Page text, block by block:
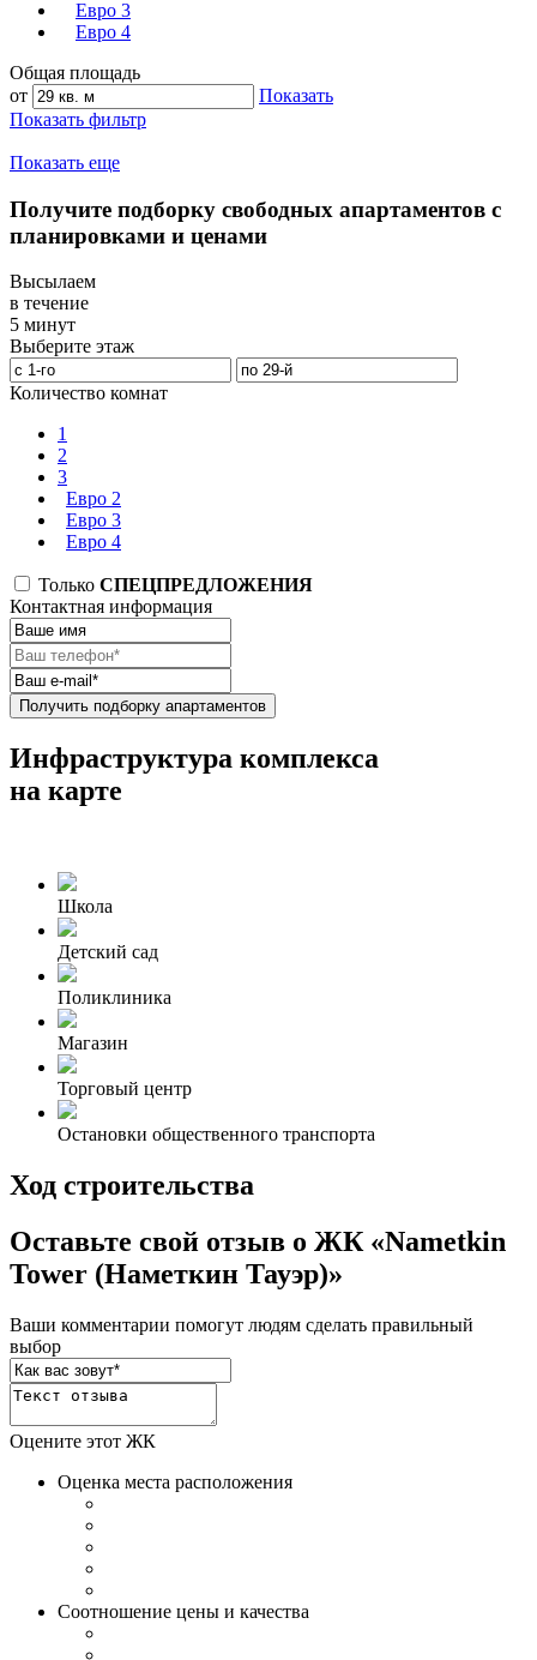
Евро 3
Евро 4
Общая площадь
от
Показать
Показать фильтр
Показать еще
Получите подборку свободных апартаментов с
планировками и ценами
Высылаем
в течение
5 минут
Выберите этаж
Количество комнат
1
2
3
Евро 2
Евро 3
Евро 4
Только СПЕЦПРЕДЛОЖЕНИЯ
Контактная информация
Получить подборку апартаментов
Инфраструктура комплекса
на карте
Школа
Детский сад
Поликлиника
Магазин
Торговый центр
Остановки общественного транспорта
Ход строительства
Оставьте свой отзыв о ЖК «Nametkin
Tower (Наметкин Тауэр)»
Ваши комментарии помогут людям сделать правильный
выбор
Оцените этот ЖК
Оценка места расположения
Соотношение цены и качества